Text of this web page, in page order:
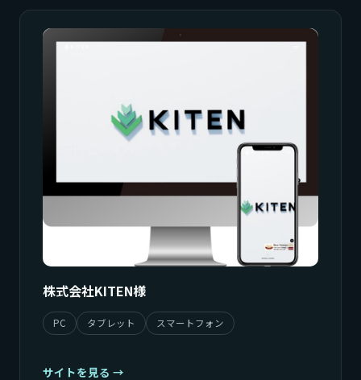
株式会社KITEN様
PC タブレット スマートフォン
サイトを見る